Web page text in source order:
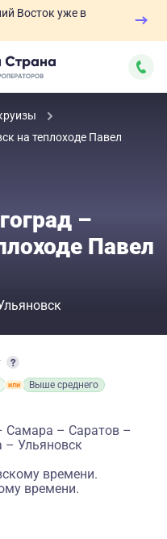
Восток уже в
на теплоходе Павел
–
Павел
Выше среднего
Самара – Саратов –
– Ульяновск
времени.
времени.